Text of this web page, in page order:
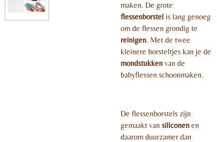
maken. De grote
flessenborstel is lang genoeg
om de flessen grondig te
reinigen. Met de twee
kleinere borsteltjes kan je de
mondstukken van de
babyflessen schoonmaken.
De flessenborstels zijn
gemaakt van siliconen en
daarom duurzamer dan